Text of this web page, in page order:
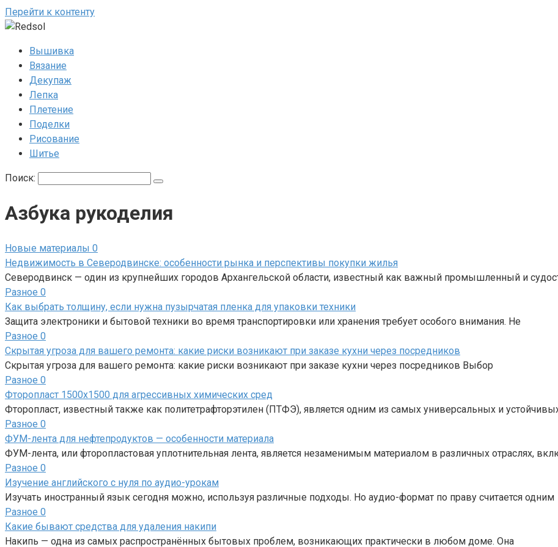
Перейти к контенту
Вышивка
Вязание
Декупаж
Лепка
Плетение
Поделки
Рисование
Шитье
Поиск:
Азбука рукоделия
Новые материалы 0
Недвижимость в Северодвинске: особенности рынка и перспективы покупки жилья
Северодвинск — один из крупнейших городов Архангельской области, известный как важный промышленный и
Разное 0
Как выбрать толщину, если нужна пузырчатая пленка для упаковки техники
Защита электроники и бытовой техники во время транспортировки или хранения требует особого внимания. Не
Разное 0
Скрытая угроза для вашего ремонта: какие риски возникают при заказе кухни через посредников
Скрытая угроза для вашего ремонта: какие риски возникают при заказе кухни через посредников Выбор
Разное 0
Фторопласт 1500х1500 для агрессивных химических сред
Фторопласт, известный также как политетрафторэтилен (ПТФЭ), является одним из самых универсальных и
Разное 0
ФУМ-лента для нефтепродуктов — особенности материала
ФУМ-лента, или фторопластовая уплотнительная лента, является незаменимым материалом в различных отраслях,
Разное 0
Изучение английского с нуля по аудио-урокам
Изучать иностранный язык сегодня можно, используя различные подходы. Но аудио-формат по праву считается одним
Разное 0
Какие бывают средства для удаления накипи
Накипь — одна из самых распространённых бытовых проблем, возникающих практически в любом доме. Она